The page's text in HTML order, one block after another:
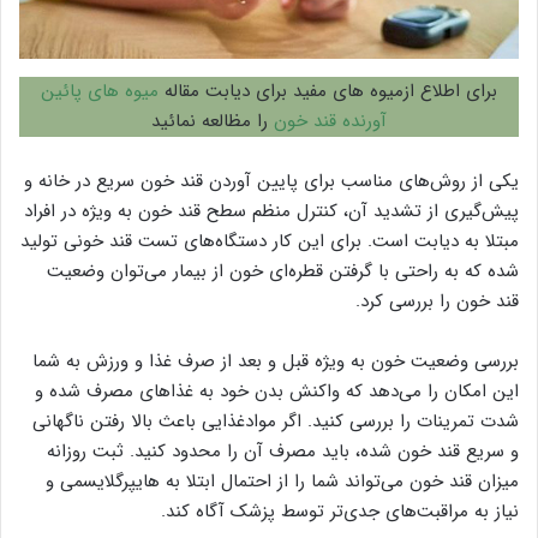
برای اطلاع ازمیوه های مفید برای دیابت مقاله میوه های پائین
آورنده قند خون را مظالعه نمائید
یکی از روش‌های مناسب برای پایین آوردن قند خون سریع در خانه و
پیش‌گیری از تشدید آن، کنترل منظم سطح قند خون به ویژه در افراد
مبتلا به دیابت است. برای این کار دستگاه‌های تست قند خونی تولید
شده که به راحتی با گرفتن قطره‌ای خون از بیمار می‌توان وضعیت
قند خون را بررسی کرد.
بررسی وضعیت خون به ویژه قبل و بعد از صرف غذا و ورزش به شما
این امکان را می‌دهد که واکنش بدن خود به غذاهای مصرف شده و
شدت تمرینات را بررسی کنید. اگر موادغذایی باعث بالا رفتن ناگهانی
و سریع قند خون شده، باید مصرف آن را محدود کنید. ثبت روزانه
میزان قند خون می‌تواند شما را از احتمال ابتلا به هایپرگلایسمی و
نیاز به مراقبت‌های جدی‌تر توسط پزشک آگاه کند.